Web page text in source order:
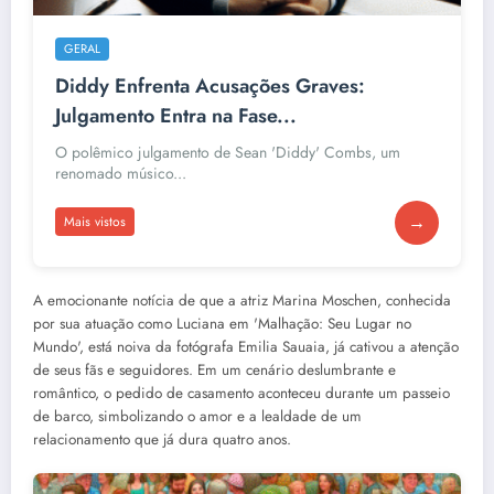
GERAL
Diddy Enfrenta Acusações Graves:
Julgamento Entra na Fase...
O polêmico julgamento de Sean 'Diddy' Combs, um
renomado músico...
Mais vistos →
A emocionante notícia de que a atriz Marina Moschen, conhecida
por sua atuação como Luciana em 'Malhação: Seu Lugar no
Mundo', está noiva da fotógrafa Emilia Sauaia, já cativou a atenção
de seus fãs e seguidores. Em um cenário deslumbrante e
romântico, o pedido de casamento aconteceu durante um passeio
de barco, simbolizando o amor e a lealdade de um
relacionamento que já dura quatro anos.